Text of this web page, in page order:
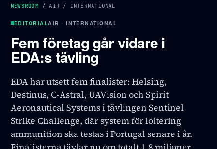
NEWSROOM /AIR / INTERNATIONAL
EDITORIALAIR · INTERNATIONAL
Fem företag går vidare i
EDA:s tävling
EDA har utsett fem finalister: Helsing,
Destinus, C-Astral, UAVision och Spirit
Aeronautical Systems i tävlingen Sentinel
Strike Challenge, där system för loitering
ammunition ska testas i Portugal senare i år.